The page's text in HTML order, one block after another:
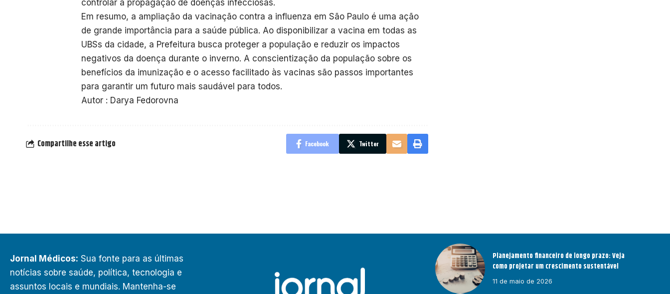
controlar a propagação de doenças infecciosas.
Em resumo, a ampliação da vacinação contra a influenza em São Paulo é uma ação
de grande importância para a saúde pública. Ao disponibilizar a vacina em todas as
UBSs da cidade, a Prefeitura busca proteger a população e reduzir os impactos
negativos da doença durante o inverno. A conscientização da população sobre os
benefícios da imunização e o acesso facilitado às vacinas são passos importantes
para garantir um futuro mais saudável para todos.
Autor : Darya Fedorovna
Compartilhe esse artigo Facebook Twitter
Jornal Médicos: Sua fonte para as últimas
notícias sobre saúde, política, tecnologia e
assuntos locais e mundiais. Mantenha-se
Planejamento financeiro de longo prazo: Veja
como projetar um crescimento sustentável
11 de maio de 2026